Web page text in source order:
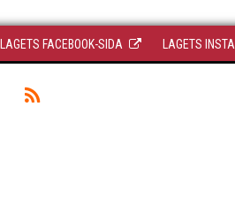
LAGETS FACEBOOK-SIDA LAGETS INSTA